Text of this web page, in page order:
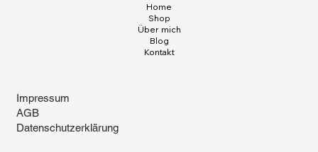
Home
Shop
Über mich
Blog
Kontakt
Impressum
AGB
Datenschutzerklärung